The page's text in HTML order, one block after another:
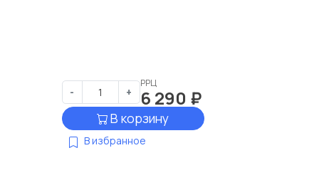
- +
РРЦ
6 290 ₽
В корзину
В избранное